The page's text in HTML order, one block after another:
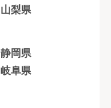
山梨県
静岡県
岐阜県